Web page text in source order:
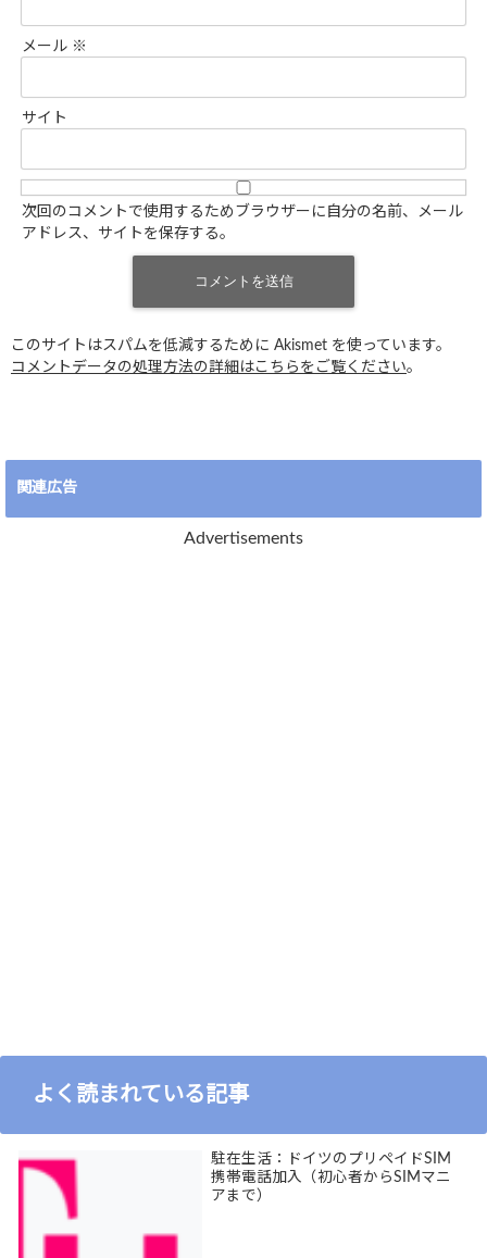
メール ※
サイト
次回のコメントで使用するためブラウザーに自分の名前、メール
アドレス、サイトを保存する。
このサイトはスパムを低減するために Akismet を使っています。
コメントデータの処理方法の詳細はこちらをご覧ください。
関連広告
Advertisements
よく読まれている記事
駐在生活：ドイツのプリペイドSIM
携帯電話加入（初心者からSIMマニ
アまで）